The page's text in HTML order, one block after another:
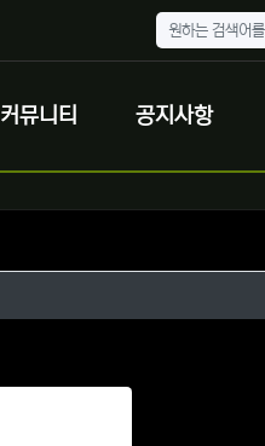
커뮤니티 공지사항